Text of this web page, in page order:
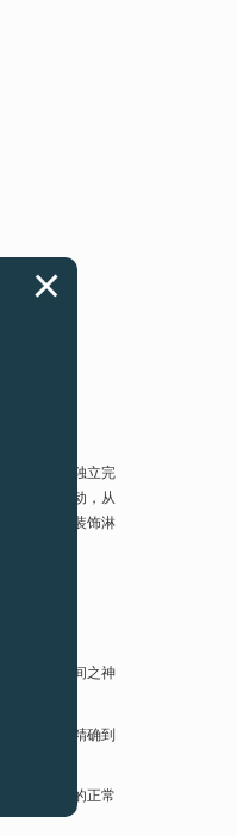
一人全部独立完
行直接传动，从
理工艺和装饰淋
希腊的时间之神
(理论上精确到
腕表本身的正常